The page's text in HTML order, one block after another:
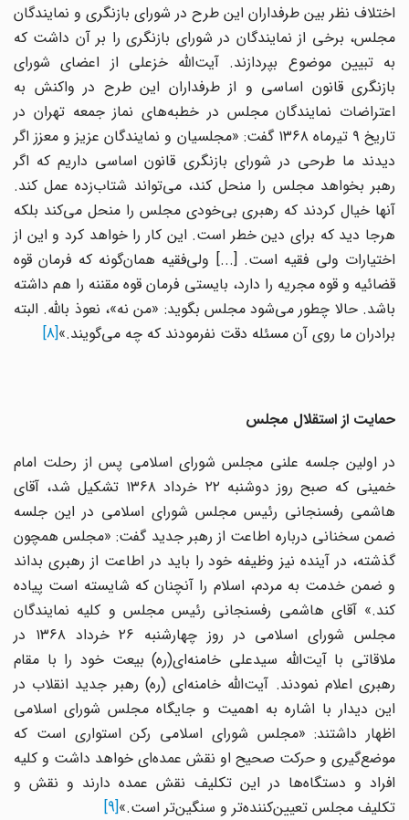
اختلاف نظر بین طرفداران این طرح در شورای بازنگری و نمایندگان
مجلس، برخی از نمایندگان در شورای بازنگری را بر آن داشت که
به تبیین موضوع بپردازند. آیت‌الله خزعلی از اعضای شورای
بازنگری قانون اساسی و از طرفداران این طرح در واکنش به
اعتراضات نمایندگان مجلس در خطبه‌های نماز جمعه تهران در
تاریخ ۹ تیرماه ۱۳۶۸ گفت: «مجلسیان و نمایندگان عزیز و معزز اگر
دیدند ما طرحی در شورای بازنگری قانون اساسی داریم که اگر
رهبر بخواهد مجلس را منحل کند، می‌تواند شتاب‌زده عمل کند.
آنها خیال کردند که رهبری بی‌خودی مجلس را منحل می‌کند بلکه
هرجا دید که برای دین خطر است. این کار را خواهد کرد و این از
اختیارات ولی فقیه است. [...] ولی‌فقیه همان‌گونه که فرمان قوه
قضائیه و قوه مجریه را دارد، بایستی فرمان قوه مقننه را هم داشته
باشد. حالا چطور می‌شود مجلس بگوید: «من نه»، نعوذ بالله. البته
برادران ما روی آن مسئله دقت نفرمودند که چه می‌گویند.»[8]
حمایت از استقلال مجلس
در اولین جلسه علنی مجلس شورای اسلامی پس از رحلت امام
خمینی که صبح روز دوشنبه ۲۲ خرداد ۱۳۶۸ تشکیل شد، آقای
هاشمی رفسنجانی رئیس مجلس شورای اسلامی در این جلسه
ضمن سخنانی درباره اطاعت از رهبر جدید گفت: «مجلس همچون
گذشته، در آینده نیز وظیفه خود را باید در اطاعت از رهبری بداند
و ضمن خدمت به مردم، اسلام را آنچنان که شایسته است پیاده
کند.» آقای هاشمی رفسنجانی رئیس مجلس و کلیه نمایندگان
مجلس شورای اسلامی در روز چهارشنبه ۲۶ خرداد ۱۳۶۸ در
ملاقاتی با آیت‌الله سیدعلی خامنه‌ای(ره) بیعت خود را با مقام
رهبری اعلام نمودند. آیت‌الله خامنه‌ای (ره) رهبر جدید انقلاب در
این دیدار با اشاره به اهمیت و جایگاه مجلس شورای اسلامی
اظهار داشتند: «مجلس شورای اسلامی رکن استواری است که
موضع‌گیری و حرکت صحیح او نقش عمده‌ای خواهد داشت و کلیه
افراد و دستگاه‌ها در این تکلیف نقش عمده دارند و نقش و
تکلیف مجلس تعیین‌کننده‌تر و سنگین‌تر است.»[9]